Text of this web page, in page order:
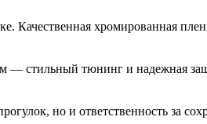
Качественная хромированная
стильный тюнинг и надежная
но и ответственность за